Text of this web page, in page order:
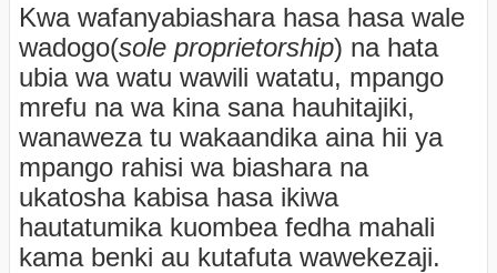
Kwa wafanyabiashara hasa hasa wale
wadogo(sole proprietorship) na hata
ubia wa watu wawili watatu, mpango
mrefu na wa kina sana hauhitajiki,
wanaweza tu wakaandika aina hii ya
mpango rahisi wa biashara na
ukatosha kabisa hasa ikiwa
hautatumika kuombea fedha mahali
kama benki au kutafuta wawekezaji.